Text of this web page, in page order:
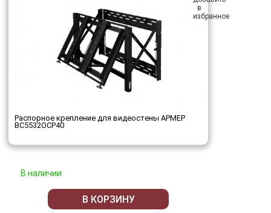
Распорное крепление для видеостены АРМЕР
ВС5532ОСР40
В наличии
В КОРЗИНУ